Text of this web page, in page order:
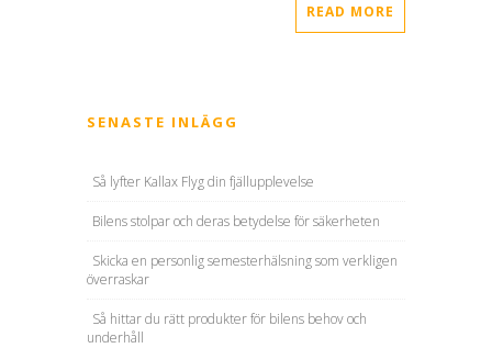
READ MORE
SENASTE INLÄGG
Så lyfter Kallax Flyg din fjällupplevelse
Bilens stolpar och deras betydelse för säkerheten
Skicka en personlig semesterhälsning som verkligen
överraskar
Så hittar du rätt produkter för bilens behov och
underhåll